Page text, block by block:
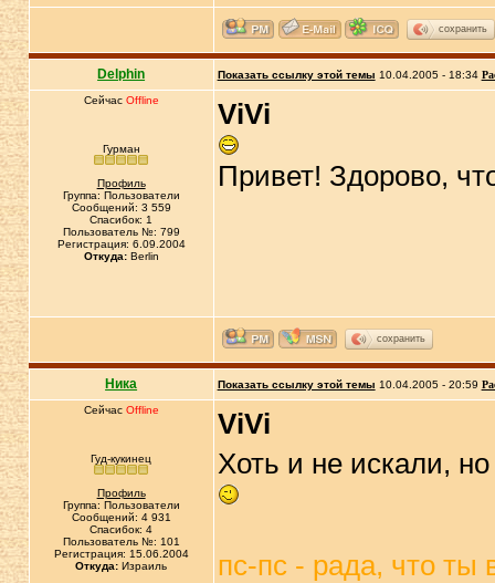
сохранить
Delphin Показать ссылку этой темы 10.04.2005 - 18:34
Сейчас Offline
Гурман
Профиль
Группа: Пользователи
Сообщений: 3 559
Спасибок: 1
Пользователь №: 799
Регистрация: 6.09.2004
Откуда:Berlin
ViVi
Привет! Здорово,
сохранить
Ника Показать ссылку этой темы 10.04.2005 - 20:59
Сейчас Offline
Гуд-кукинец
Профиль
Группа: Пользователи
Сообщений: 4 931
Спасибок: 4
Пользователь №: 101
Регистрация: 15.06.2004
Откуда: Израиль
ViVi
Хоть и не искали,
пс-пс - рада, что ты